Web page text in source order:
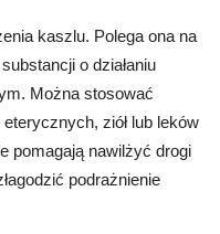
kaszlu. Polega ona na
o działaniu
Można stosować
ziół lub leków
pomagają nawilżyć drogi
podrażnienie